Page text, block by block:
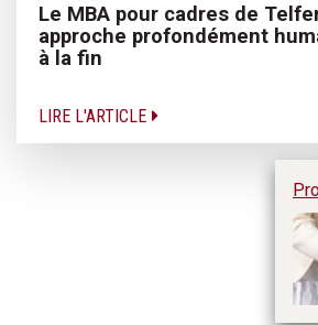
Le MBA pour cadres de
approche profondément
à la fin
LIRE L'ARTICLE